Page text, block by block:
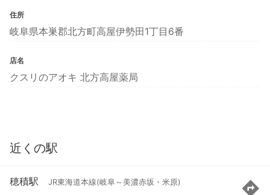
住所
岐阜県本巣郡北方町高屋伊勢田1丁目6番
店名
クスリのアオキ 北方高屋薬局
近くの駅
穂積駅 JR東海道本線(岐阜～美濃赤坂・米原)